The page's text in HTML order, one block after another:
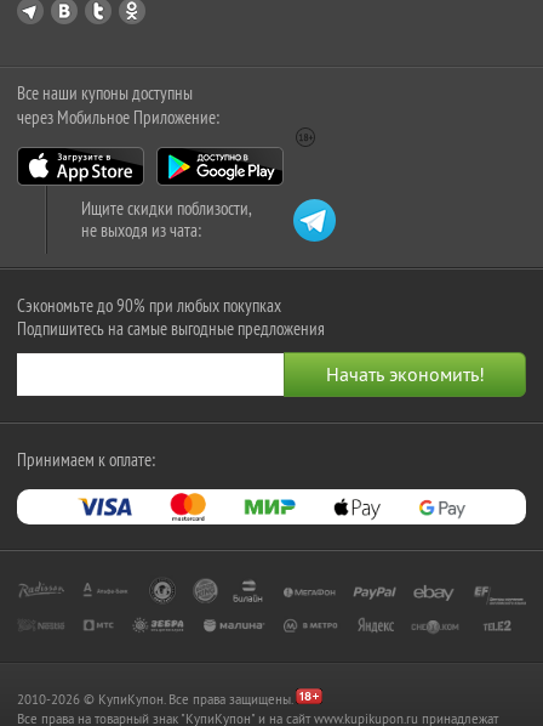
Все наши купоны доступны
через Мобильное Приложение:
Ищите скидки поблизости,
не выходя из чата:
Сэкономьте до 90% при любых покупках
Подпишитесь на самые выгодные предложения
Принимаем к оплате:
2010-2026 © КупиКупон. Все права защищены.
Все права на товарный знак "КупиКупон" и на сайт www.kupikupon.ru принадлежат